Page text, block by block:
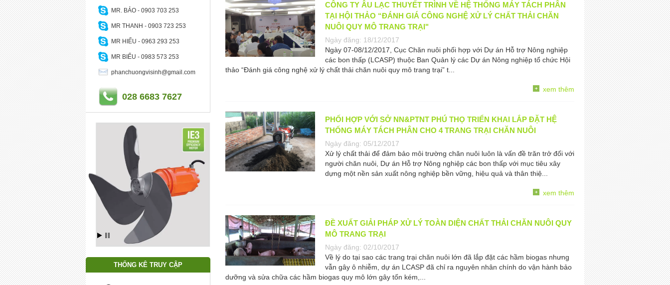
CÔNG TY ÂU LẠC THUYẾT TRÌNH VỀ HỆ THỐNG MÁY TÁCH PHÂN
TẠI HỘI THẢO “ĐÁNH GIÁ CÔNG NGHỆ XỬ LÝ CHẤT THẢI CHĂN
NUÔI QUY MÔ TRANG TRẠI"
Ngày đăng: 18/12/2017
Ngày 07-08/12/2017, Cục Chăn nuôi phối hợp với Dự án Hỗ trợ Nông nghiệp
các bon thấp (LCASP) thuộc Ban Quản lý các Dự án Nông nghiệp tổ chức Hội
thảo “Đánh giá công nghệ xử lý chất thải chăn nuôi quy mô trang trại” t...
xem thêm
PHỐI HỢP VỚI SỞ NN&PTNT PHÚ THỌ TRIỂN KHAI LẮP ĐẶT HỆ
THỐNG MÁY TÁCH PHÂN CHO 4 TRANG TRẠI CHĂN NUÔI
Ngày đăng: 05/12/2017
Xử lý chất thải để đảm bảo môi trường chăn nuôi luôn là vấn đề trăn trở đối với
người chăn nuôi, Dự án Hỗ trợ Nông nghiệp các bon thấp với mục tiêu xây
dựng một nền sản xuất nông nghiệp bền vững, hiệu quả và thân thiệ...
xem thêm
ĐỀ XUẤT GIẢI PHÁP XỬ LÝ TOÀN DIỆN CHẤT THẢI CHĂN NUÔI QUY
MÔ TRANG TRẠI
Ngày đăng: 02/10/2017
Về lý do tại sao các trang trại chăn nuôi lớn đã lắp đặt các hầm biogas nhưng
vẫn gây ô nhiễm, dự án LCASP đã chỉ ra nguyên nhân chính do vận hành bảo
dưỡng và sửa chữa các hầm biogas quy mô lớn gây tốn kém,...
MR. BẢO - 0903 703 253
MR THANH - 0903 723 253
MR HIẾU - 0963 293 253
MR BIỂU - 0983 573 253
phanchuongvisinh@gmail.com
028 6683 7627
THỐNG KÊ TRUY CẬP